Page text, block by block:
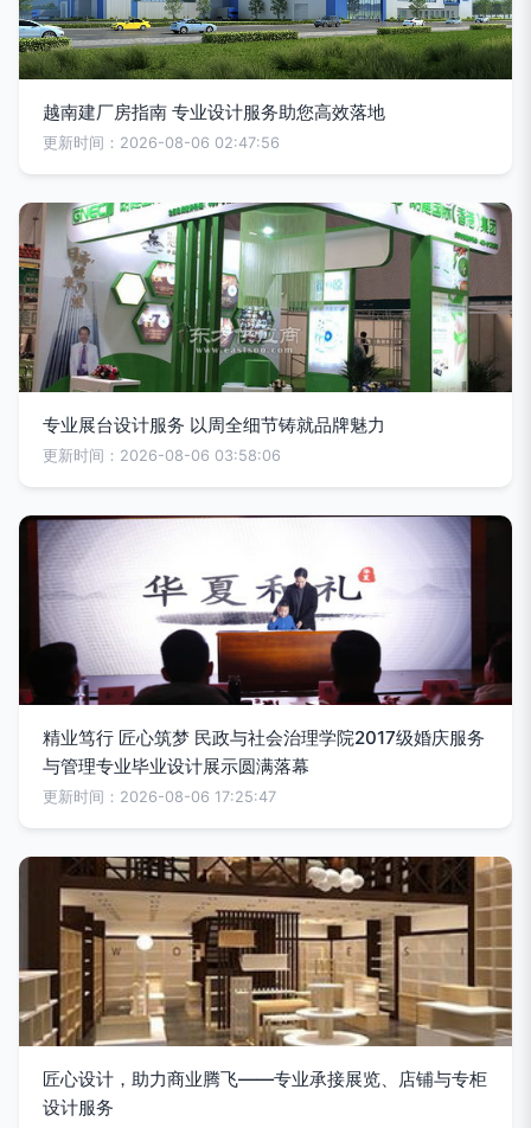
越南建厂房指南 专业设计服务助您高效落地
更新时间：2026-08-06 02:47:56
专业展台设计服务 以周全细节铸就品牌魅力
更新时间：2026-08-06 03:58:06
精业笃行 匠心筑梦 民政与社会治理学院2017级婚庆服务
与管理专业毕业设计展示圆满落幕
更新时间：2026-08-06 17:25:47
匠心设计，助力商业腾飞——专业承接展览、店铺与专柜
设计服务